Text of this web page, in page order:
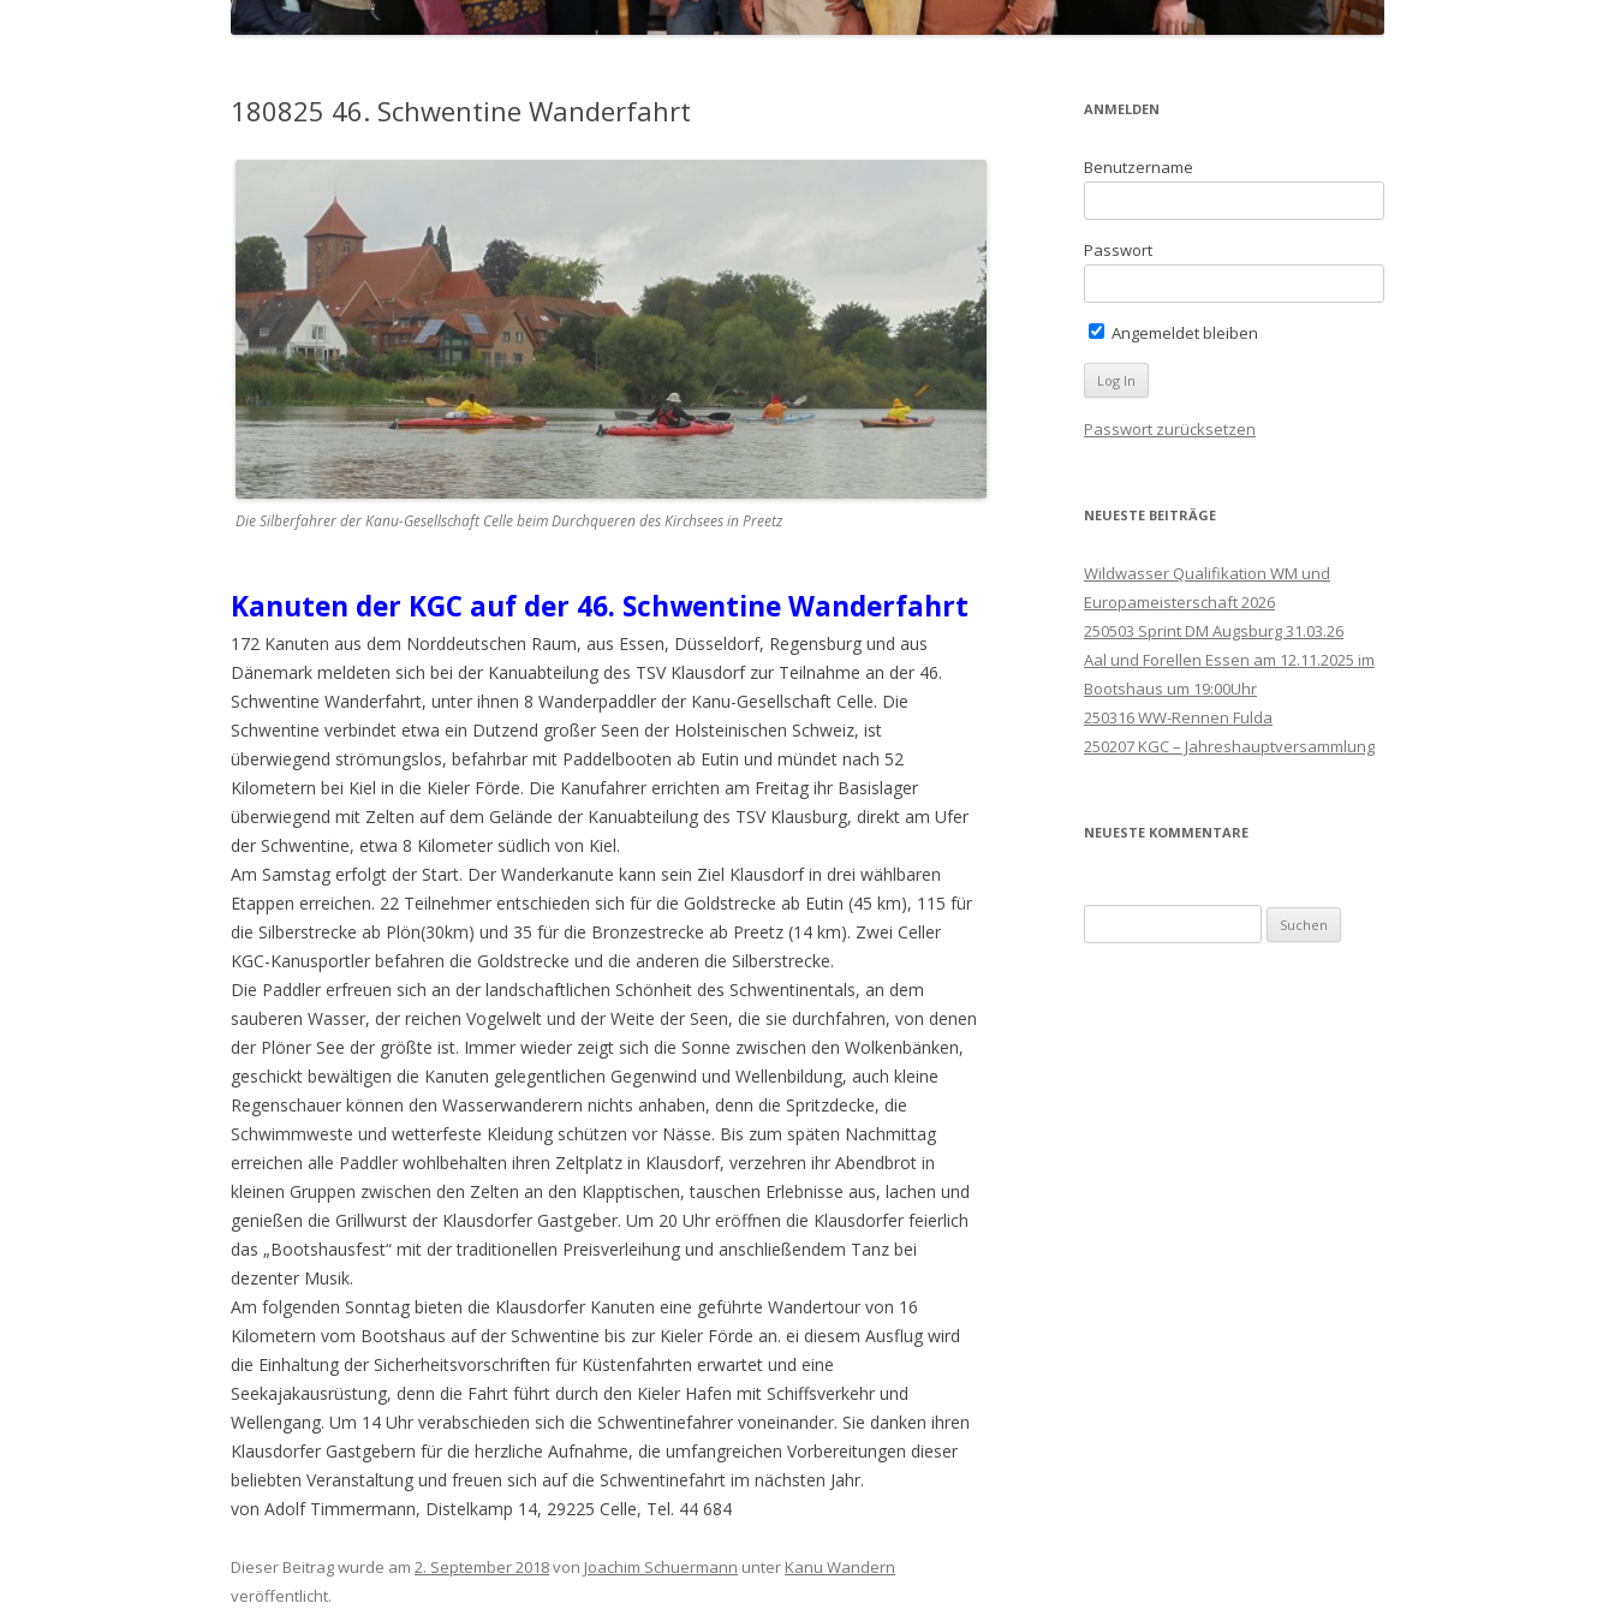
180825 46. Schwentine Wanderfahrt
Die Silberfahrer der Kanu-Gesellschaft Celle beim Durchqueren des Kirchsees in Preetz
Kanuten der KGC auf der 46. Schwentine Wanderfahrt
172 Kanuten aus dem Norddeutschen Raum, aus Essen, Düsseldorf, Regensburg und aus
Dänemark meldeten sich bei der Kanuabteilung des TSV Klausdorf zur Teilnahme an der 46.
Schwentine Wanderfahrt, unter ihnen 8 Wanderpaddler der Kanu-Gesellschaft Celle. Die
Schwentine verbindet etwa ein Dutzend großer Seen der Holsteinischen Schweiz, ist
überwiegend strömungslos, befahrbar mit Paddelbooten ab Eutin und mündet nach 52
Kilometern bei Kiel in die Kieler Förde. Die Kanufahrer errichten am Freitag ihr Basislager
überwiegend mit Zelten auf dem Gelände der Kanuabteilung des TSV Klausburg, direkt am Ufer
der Schwentine, etwa 8 Kilometer südlich von Kiel.
Am Samstag erfolgt der Start. Der Wanderkanute kann sein Ziel Klausdorf in drei wählbaren
Etappen erreichen. 22 Teilnehmer entschieden sich für die Goldstrecke ab Eutin (45 km), 115 für
die Silberstrecke ab Plön(30km) und 35 für die Bronzestrecke ab Preetz (14 km). Zwei Celler
KGC-Kanusportler befahren die Goldstrecke und die anderen die Silberstrecke.
Die Paddler erfreuen sich an der landschaftlichen Schönheit des Schwentinentals, an dem
sauberen Wasser, der reichen Vogelwelt und der Weite der Seen, die sie durchfahren, von denen
der Plöner See der größte ist. Immer wieder zeigt sich die Sonne zwischen den Wolkenbänken,
geschickt bewältigen die Kanuten gelegentlichen Gegenwind und Wellenbildung, auch kleine
Regenschauer können den Wasserwanderern nichts anhaben, denn die Spritzdecke, die
Schwimmweste und wetterfeste Kleidung schützen vor Nässe. Bis zum späten Nachmittag
erreichen alle Paddler wohlbehalten ihren Zeltplatz in Klausdorf, verzehren ihr Abendbrot in
kleinen Gruppen zwischen den Zelten an den Klapptischen, tauschen Erlebnisse aus, lachen und
genießen die Grillwurst der Klausdorfer Gastgeber. Um 20 Uhr eröffnen die Klausdorfer feierlich
das „Bootshausfest“ mit der traditionellen Preisverleihung und anschließendem Tanz bei
dezenter Musik.
Am folgenden Sonntag bieten die Klausdorfer Kanuten eine geführte Wandertour von 16
Kilometern vom Bootshaus auf der Schwentine bis zur Kieler Förde an. ei diesem Ausflug wird
die Einhaltung der Sicherheitsvorschriften für Küstenfahrten erwartet und eine
Seekajakausrüstung, denn die Fahrt führt durch den Kieler Hafen mit Schiffsverkehr und
Wellengang. Um 14 Uhr verabschieden sich die Schwentinefahrer voneinander. Sie danken ihren
Klausdorfer Gastgebern für die herzliche Aufnahme, die umfangreichen Vorbereitungen dieser
beliebten Veranstaltung und freuen sich auf die Schwentinefahrt im nächsten Jahr.
von Adolf Timmermann, Distelkamp 14, 29225 Celle, Tel. 44 684
Dieser Beitrag wurde am 2. September 2018von Joachim Schuermann unter Kanu Wandern
veröffentlicht.
ANMELDEN
Benutzername
Passwort
Angemeldet bleiben
Passwort zurücksetzen
NEUESTE BEITRÄGE
Wildwasser Qualifikation WM und
Europameisterschaft 2026
250503 Sprint DM Augsburg 31.03.26
Aal und Forellen Essen am 12.11.2025 im
Bootshaus um 19:00Uhr
250316 WW-Rennen Fulda
250207 KGC – Jahreshauptversammlung
NEUESTE KOMMENTARE
nach: